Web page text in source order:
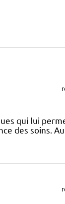
qui lui
des soins. Au